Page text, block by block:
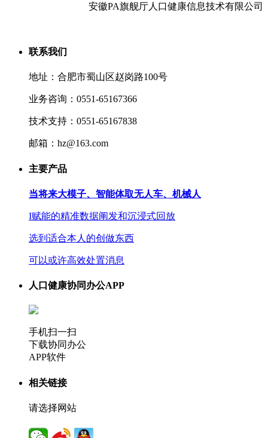
安徽PA旗舰厅人口健康信息技术有限公司
联系我们
地址：合肥市蜀山区赵岗路100号
业务咨询：0551-65167366
技术支持：0551-65167838
邮箱：hz@163.com
主要产品
当将来大模子、智能体取无人车、机械人
I赋能的精准数据阐发和沉浸式回放
选到适合本人的创做东西
可以或许高效处置消息
人口健康协同办公APP
手机扫一扫
下载协同办公
APP软件
相关链接
请选择网站